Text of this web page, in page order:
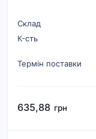
Склад
К-cть
Термін поставки
635,88 грн